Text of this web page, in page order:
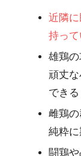
近隣
持って
雄鶏
頑丈
できる
雌鶏
純粋
闘鶏